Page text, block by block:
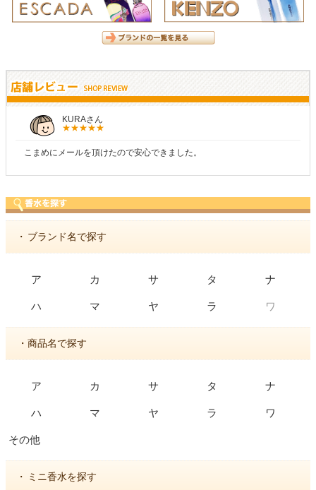
KURAさん
こまめにメールを頂けたので安心できました。
・ ブランド名で探す
ア カ サ タ ナ
ハ マ ヤ ラ ワ
・商品名で探す
ア カ サ タ ナ
ハ マ ヤ ラ ワ
その他
・ ミニ香水を探す